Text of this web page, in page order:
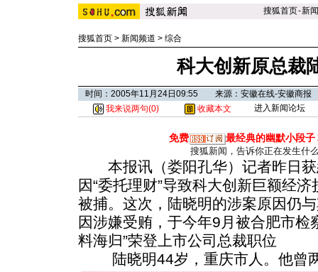
搜狐首页-新闻
搜狐首页 > 新闻频道 > 综合
科大创新原总裁
时间：2005年11月24日09:55 来源：安徽在线-安徽商报
我来说两句(0) 收藏本文 进入新闻论坛
免费 最经典的幽默小段子
搜狐新闻，告诉你正在发生什
本报讯（娄阳孔华）记者昨日获
因“委托理财”导致科大创新巨额经
被捕。这次，陆晓明的涉案原因仍
因涉嫌受贿，于今年9月被合肥市检
料海归”荣登上市公司总裁职位
陆晓明44岁，重庆市人。 他曾